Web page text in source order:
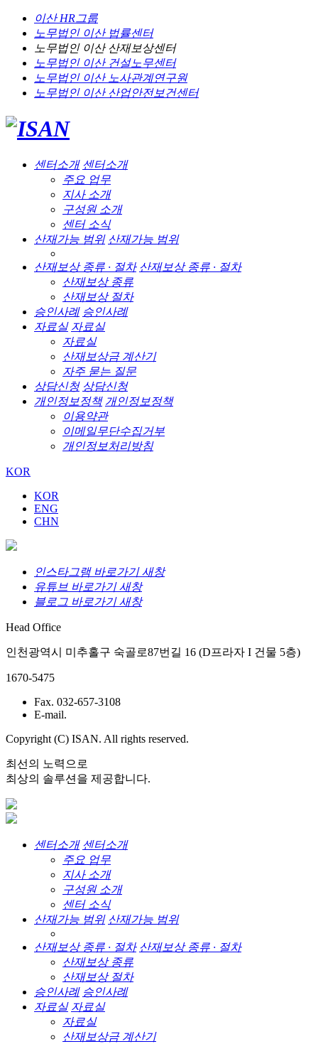
이산 HR그룹
노무법인 이산법률센터
노무법인 이산산재보상센터
노무법인 이산건설노무센터
노무법인 이산노사관계연구원
노무법인 이산산업안전보건센터
센터소개 센터소개
주요 업무
지사 소개
구성원 소개
센터 소식
산재가능 범위 산재가능 범위
산재보상 종류 · 절차 산재보상 종류 · 절차
산재보상 종류
산재보상 절차
승인사례 승인사례
자료실 자료실
자료실
산재보상금 계산기
자주 묻는 질문
상담신청 상담신청
개인정보정책 개인정보정책
이용약관
이메일무단수집거부
개인정보처리방침
KOR
KOR
ENG
CHN
인스타그램 바로가기 새창
유튜브 바로가기 새창
블로그 바로가기 새창
Head Office
인천광역시 미추홀구 숙골로87번길 16 (D프라자 I 건물 5층)
1670-5475
Fax. 032-657-3108
E-mail.
Copyright (C) ISAN. All rights reserved.
최선의 노력으로
최상의 솔루션을 제공합니다.
센터소개 센터소개
주요 업무
지사 소개
구성원 소개
센터 소식
산재가능 범위 산재가능 범위
산재보상 종류 · 절차 산재보상 종류 · 절차
산재보상 종류
산재보상 절차
승인사례 승인사례
자료실 자료실
자료실
산재보상금 계산기